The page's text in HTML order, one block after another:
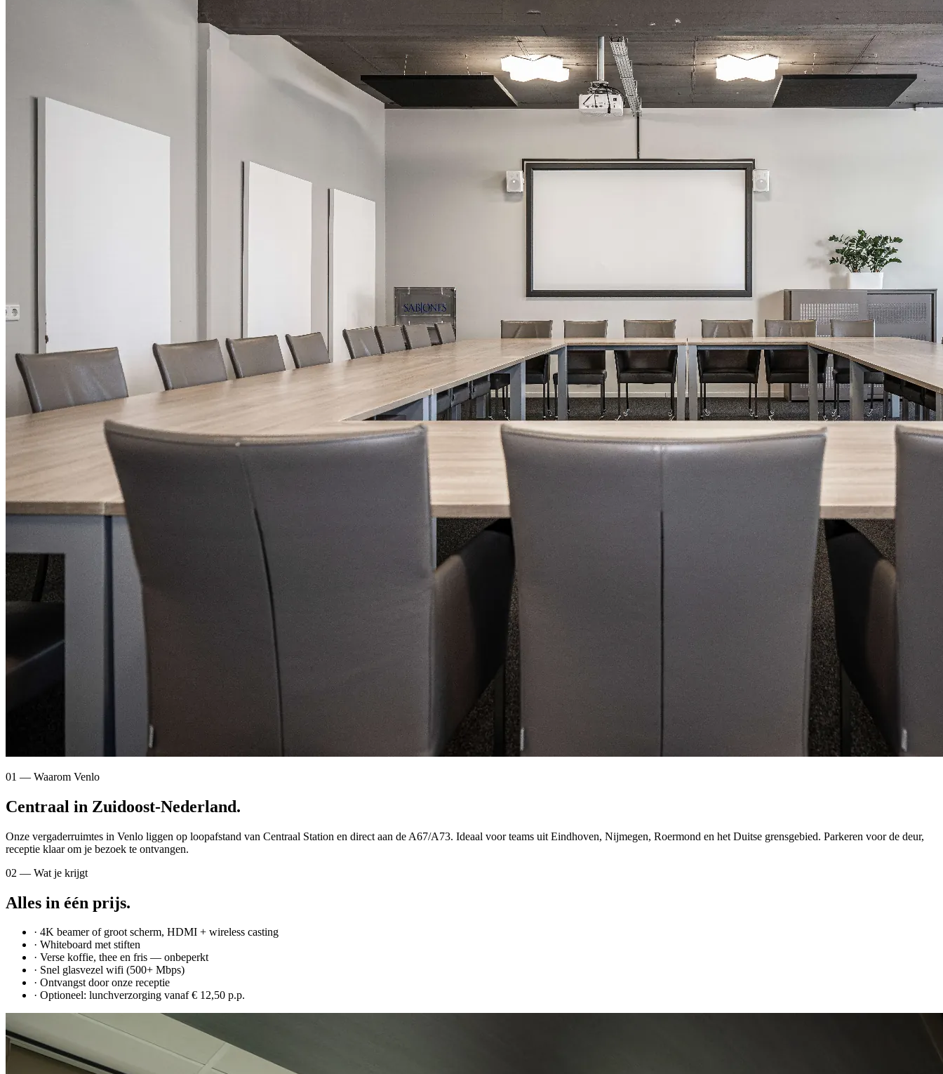
01 — Waarom Venlo
Centraal in Zuidoost-Nederland.
Onze vergaderruimtes in Venlo liggen op loopafstand van Centraal Station en direct aan de A67/A73. Ideaal voor teams uit Eindhoven, Nijmegen, Roermond en het Duitse grensgebied. Parkeren voor de deur,
receptie klaar om je bezoek te ontvangen.
02 — Wat je krijgt
Alles in één prijs.
· 4K beamer of groot scherm, HDMI + wireless casting
· Whiteboard met stiften
· Verse koffie, thee en fris — onbeperkt
· Snel glasvezel wifi (500+ Mbps)
· Ontvangst door onze receptie
· Optioneel: lunchverzorging vanaf € 12,50 p.p.